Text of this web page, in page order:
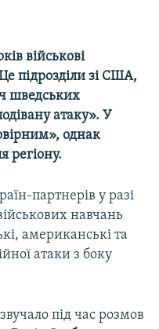
військові
підрозділи зі США,
шведських
атаку». У
однак
регіону.
партнерів у разі
навчань
американські та
атаки з боку
під час розмов